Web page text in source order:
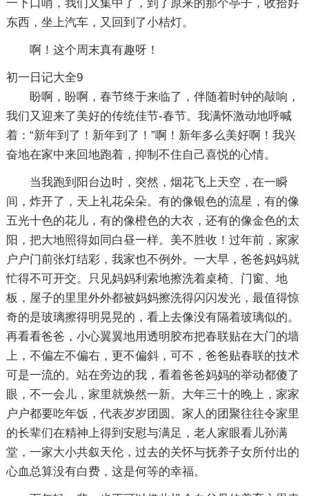
一下口哨，我们又集中了，到了原来的那个亭子，收拾好
东西，坐上汽车，又回到了小桔灯。
啊！这个周末真有趣呀！
初一日记大全9
盼啊，盼啊，春节终于来临了，伴随着时钟的敲响，
我们又迎来了美好的传统佳节-春节。我满怀激动地呼喊
着：“新年到了！新年到了！”啊！新年多么美好啊！我兴
奋地在家中来回地跑着，抑制不住自己喜悦的心情。
当我跑到阳台边时，突然，烟花飞上天空，在一瞬
间，炸开了，天上礼花朵朵。有的像银色的流星，有的像
五光十色的花儿，有的像橙色的大衣，还有的像金色的太
阳，把大地照得如同白昼一样。美不胜收！过年前，家家
户户门前张灯结彩，我家也不例外。一大早，爸爸妈妈就
忙得不可开交。只见妈妈利索地擦洗着桌椅、门窗、地
板，屋子的里里外外都被妈妈擦洗得闪闪发光，最值得惊
奇的是玻璃擦得明晃晃的，看上去像没有隔着玻璃似的。
再看看爸爸，小心翼翼地用透明胶布把春联贴在大门的墙
上，不偏左不偏右，更不偏斜，可不，爸爸贴春联的技术
可是一流的。站在旁边的我，看着爸爸妈妈的举动都傻了
眼，不一会儿，家里就焕然一新。大年三十的晚上，家家
户户都要吃年饭，代表岁岁团圆。家人的团聚往往令家里
的长辈们在精神上得到安慰与满足，老人家眼看儿孙满
堂，一家大小共叙天伦，过去的关怀与抚养子女所付出的
心血总算没有白费，这是何等的幸福。